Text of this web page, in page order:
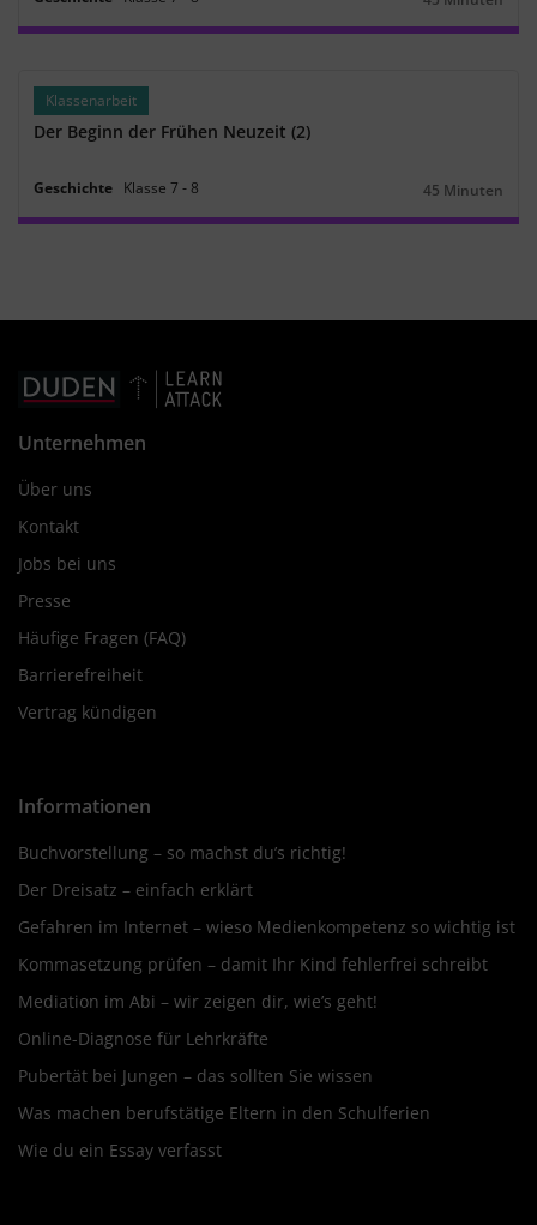
Dauer:
Klassenarbeit
Der Beginn der Frühen Neuzeit (2)
Geschichte Klasse 7 ‐ 8
Dauer:
45 Minuten
Unternehmen
Über uns
Kontakt
Jobs bei uns
Presse
Häufige Fragen (FAQ)
Barrierefreiheit
Vertrag kündigen
Informationen
Buchvorstellung – so machst du’s richtig!
Der Dreisatz – einfach erklärt
Gefahren im Internet – wieso Medienkompetenz so wichtig ist
Kommasetzung prüfen – damit Ihr Kind fehlerfrei schreibt
Mediation im Abi – wir zeigen dir, wie’s geht!
Online-Diagnose für Lehrkräfte
Pubertät bei Jungen – das sollten Sie wissen
Was machen berufstätige Eltern in den Schulferien
Wie du ein Essay verfasst